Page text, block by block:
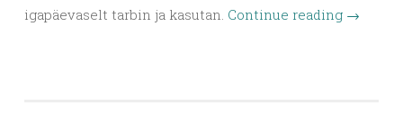
igapäevaselt tarbin ja kasutan. Continue reading →